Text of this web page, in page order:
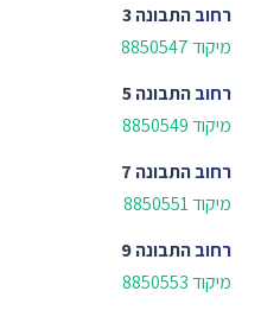
רחובהתבונה 3
מיקוד 8850547
רחובהתבונה 5
מיקוד 8850549
רחובהתבונה 7
מיקוד 8850551
רחובהתבונה 9
מיקוד 8850553